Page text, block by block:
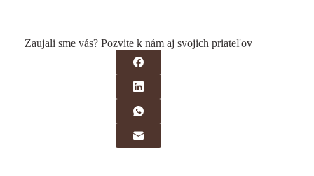
Zaujali sme vás? Pozvite k nám aj svojich priateľov